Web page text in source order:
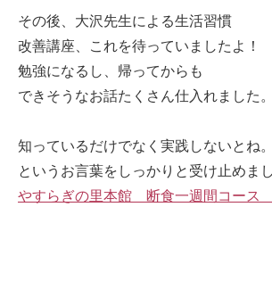
その後、大沢先生による生活習慣
改善講座、これを待っていましたよ！
勉強になるし、帰ってからも
できそうなお話たくさん仕入れました。
知っているだけでなく実践しないとね。
というお言葉をしっかりと受け止めまし
やすらぎの里本館 断食一週間コース